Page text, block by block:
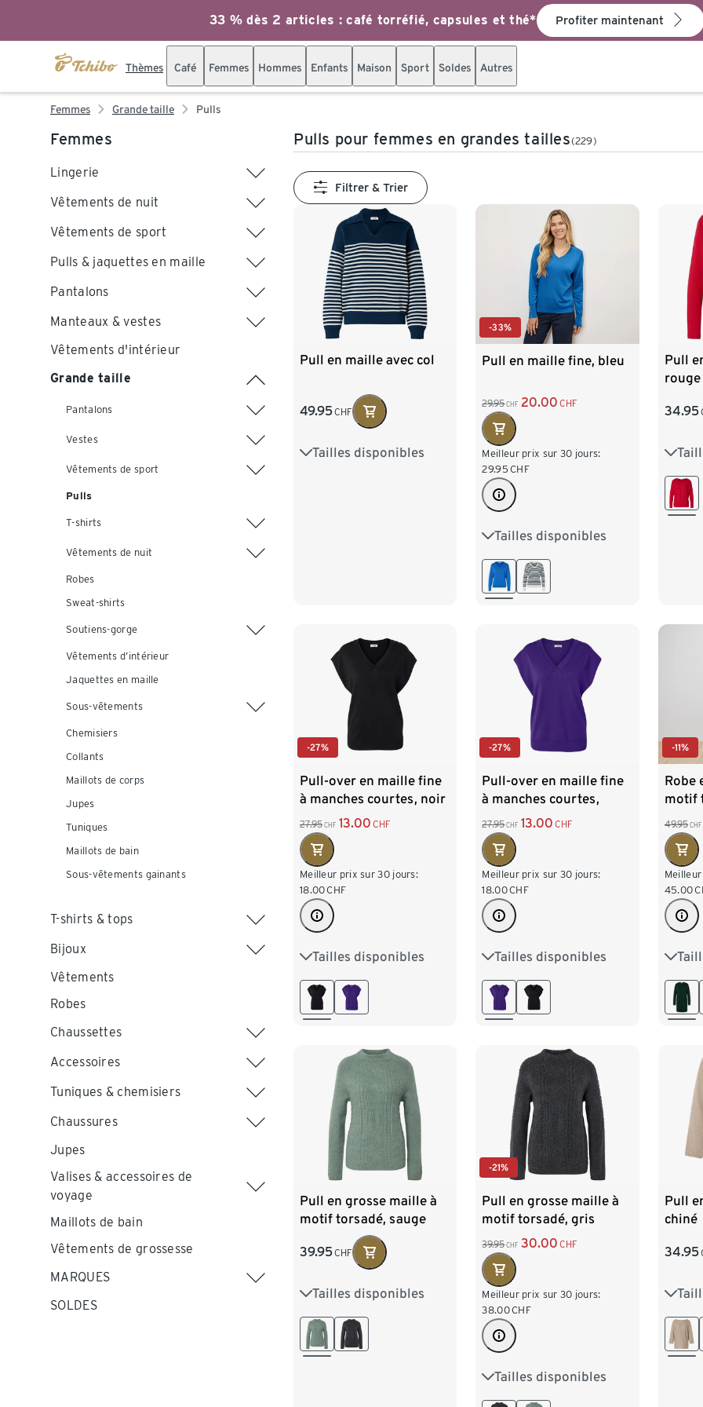
33 % dès 2 articles : café torréfié, capsules et thé* Profiter maintenant
Thèmes Café Femmes Hommes Enfants Maison Sport Soldes Autres
Femmes Grande taille Pulls
Femmes
Lingerie
Vêtements de nuit
Vêtements de sport
Pulls & jaquettes en maille
Pantalons
Manteaux & vestes
Vêtements d'intérieur
Grande taille
Pantalons
Vestes
Vêtements de sport
Pulls
T-shirts
Vêtements de nuit
Robes
Sweat-shirts
Soutiens-gorge
Vêtements d’intérieur
Jaquettes en maille
Sous-vêtements
Chemisiers
Collants
Maillots de corps
Jupes
Tuniques
Maillots de bain
Sous-vêtements gainants
T-shirts & tops
Bijoux
Vêtements
Robes
Chaussettes
Accessoires
Tuniques & chemisiers
Chaussures
Jupes
Valises & accessoires de
voyage
Maillots de bain
Vêtements de grossesse
MARQUES
SOLDES
Pulls pour femmes en grandes tailles(229)
Filtrer & Trier
Pull en maille avec col
49.95CHF
Tailles disponibles
S 36/38 M 40/42
-33%
Pull en maille fine, bleu
29.95 CHF 20.00 CHF
Meilleur prix sur 30 jours:
29.95 CHF
Tailles disponibles
S 36/38 M 40/42
L 44/46
Pull
rouge
34.95
S 36/
L
-27%
Pull-over en maille fine
à manches courtes, noir
27.95 CHF 13.00 CHF
Meilleur prix sur 30 jours:
18.00CHF
Tailles disponibles
S 36/38 M 40/42
L 44/46
-27%
Pull-over en maille fine
à manches courtes,
violet
27.95 CHF 13.00 CHF
Meilleur prix sur 30 jours:
18.00CHF
Tailles disponibles
S 36/38 M 40/42
L 44/46
-11%
Robe
motif
foncé
49.95 CHF
45.00
S 36/
L 44/
Pull en grosse maille à
motif torsadé, sauge
39.95CHF
Tailles disponibles
S 36/38 M 40/42
L 44/46
-21%
Pull en grosse maille à
motif torsadé, gris
39.95 CHF 30.00 CHF
Meilleur prix sur 30 jours:
38.00CHF
Tailles disponibles
S 36/38 M 40/42
Pull
chiné
34.95
S 36/
L 44/